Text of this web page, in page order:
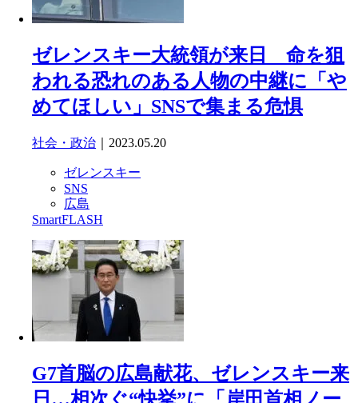
ゼレンスキー大統領が来日 命を狙
われる恐れのある人物の中継に「や
めてほしい」SNSで集まる危惧
社会・政治 ｜2023.05.20
ゼレンスキー
SNS
広島
SmartFLASH
G7首脳の広島献花、ゼレンスキー来
日…相次ぐ“快挙”に「岸田首相ノー